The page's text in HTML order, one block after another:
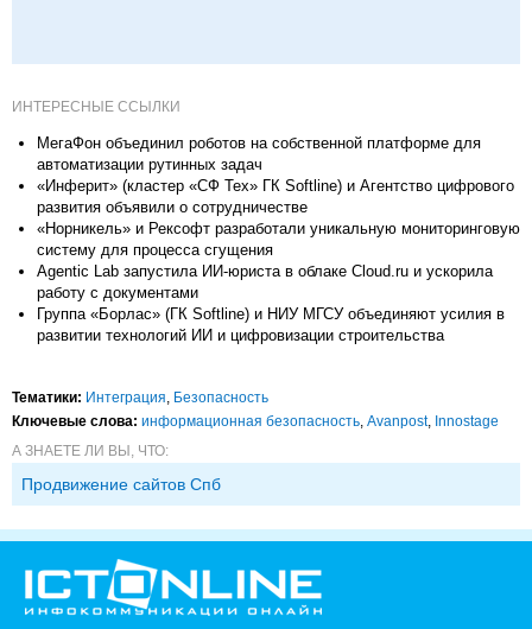
ИНТЕРЕСНЫЕ ССЫЛКИ
МегаФон объединил роботов на собственной платформе для
автоматизации рутинных задач
«Инферит» (кластер «СФ Тех» ГК Softline) и Агентство цифрового
развития объявили о сотрудничестве
«Норникель» и Рексофт разработали уникальную мониторинговую
систему для процесса сгущения
Agentic Lab запустила ИИ-юриста в облаке Cloud.ru и ускорила
работу с документами
Группа «Борлас» (ГК Softline) и НИУ МГСУ объединяют усилия в
развитии технологий ИИ и цифровизации строительства
Тематики: Интеграция, Безопасность
Ключевые слова: информационная безопасность, Avanpost, Innostage
А ЗНАЕТЕ ЛИ ВЫ, ЧТО:
Продвижение сайтов Спб